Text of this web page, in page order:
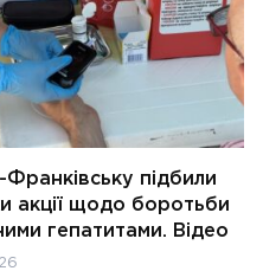
Франківську підбили
акції щодо боротьби
гепатитами. Відео